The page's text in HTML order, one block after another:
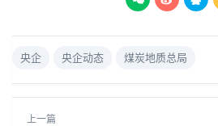
央企 央企动态 煤炭地质总局
上一篇